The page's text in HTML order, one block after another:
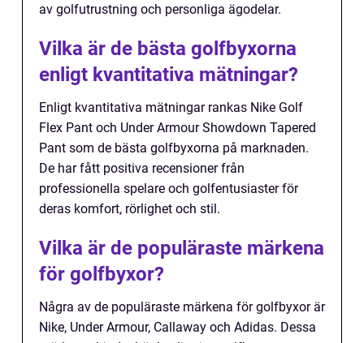
av golfutrustning och personliga ägodelar.
Vilka är de bästa golfbyxorna
enligt kvantitativa mätningar?
Enligt kvantitativa mätningar rankas Nike Golf
Flex Pant och Under Armour Showdown Tapered
Pant som de bästa golfbyxorna på marknaden.
De har fått positiva recensioner från
professionella spelare och golfentusiaster för
deras komfort, rörlighet och stil.
Vilka är de populäraste märkena
för golfbyxor?
Några av de populäraste märkena för golfbyxor är
Nike, Under Armour, Callaway och Adidas. Dessa